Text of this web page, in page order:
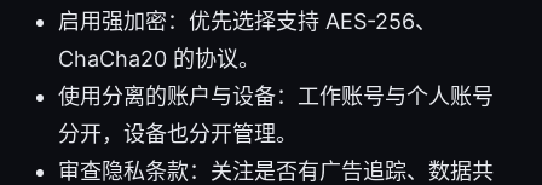
启用强加密：优先选择支持 AES-256、
ChaCha20 的协议。
使用分离的账户与设备：工作账号与个人账号
分开，设备也分开管理。
审查隐私条款：关注是否有广告追踪、数据共